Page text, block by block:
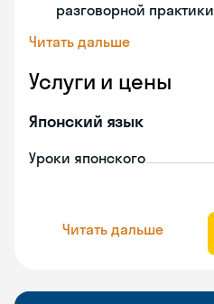
разговорной практики
Читать дальше
Услуги и цены
Японский язык
Уроки японского
Читать дальше